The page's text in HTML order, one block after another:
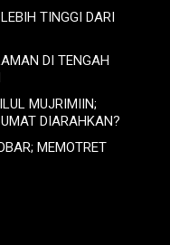
TINGGI DARI
DI TENGAH
MUJRIMIIN;
DIARAHKAN?
MEMOTRET